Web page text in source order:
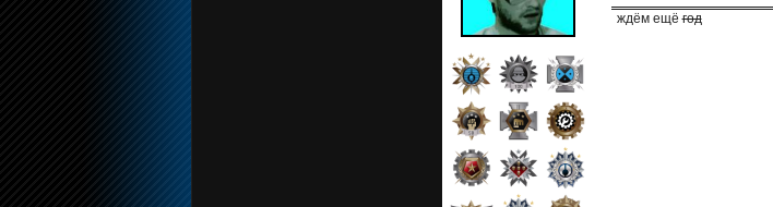
ждём ещёгод